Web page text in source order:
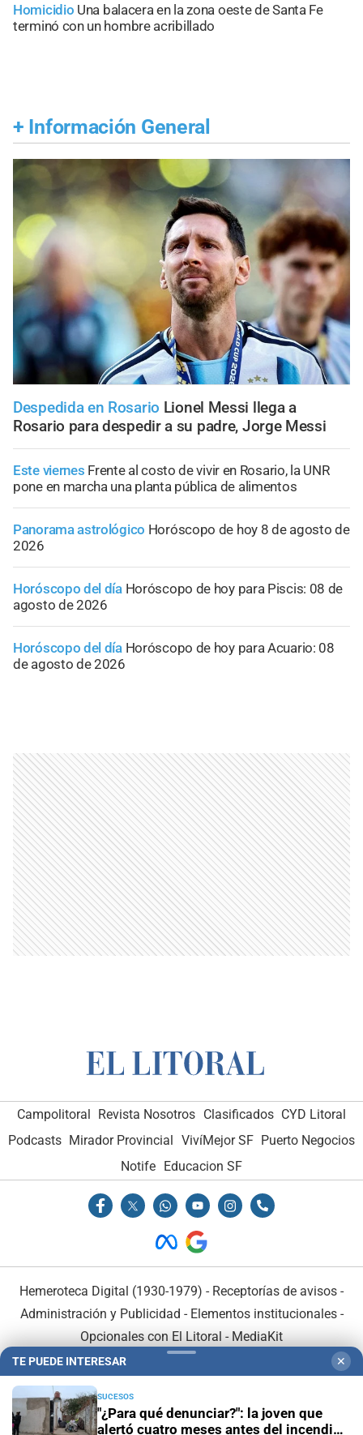
Homicidio Una balacera en la zona oeste de Santa Fe
terminó con un hombre acribillado
+ Información General
Despedida en Rosario Lionel Messi llega a
Rosario para despedir a su padre, Jorge Messi
Este viernes Frente al costo de vivir en Rosario, la UNR
pone en marcha una planta pública de alimentos
Panorama astrológico Horóscopo de hoy 8 de agosto de
2026
Horóscopo del día Horóscopo de hoy para Piscis: 08 de
agosto de 2026
Horóscopo del día Horóscopo de hoy para Acuario: 08
de agosto de 2026
Campolitoral Revista Nosotros Clasificados CYD Litoral
Podcasts Mirador Provincial VivíMejor SF Puerto Negocios
Notife Educacion SF
Hemeroteca Digital (1930-1979) - Receptorías de avisos -
Administración y Publicidad - Elementos institucionales-
Opcionales con El Litoral - MediaKit
TE PUEDE INTERESAR ✕
SUCESOS
"¿Para qué denunciar?": la joven que
alertó cuatro meses antes del incendio